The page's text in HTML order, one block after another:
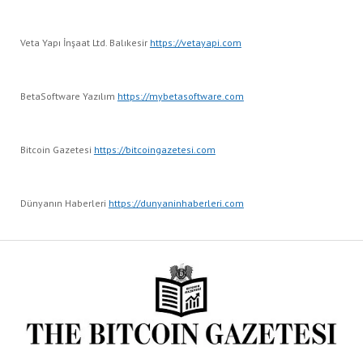
Veta Yapı İnşaat Ltd. Balıkesir https://vetayapi.com
BetaSoftware Yazılım https://mybetasoftware.com
Bitcoin Gazetesi https://bitcoingazetesi.com
Dünyanın Haberleri https://dunyaninhaberleri.com